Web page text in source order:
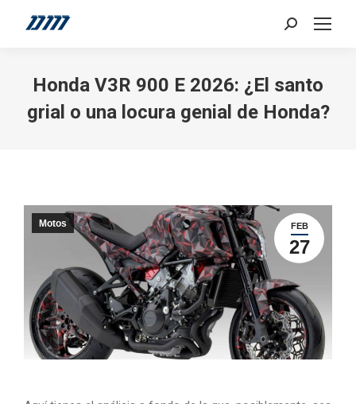
Search:
Honda V3R 900 E 2026: ¿El santo
grial o una locura genial de Honda?
FEB
27
Motos